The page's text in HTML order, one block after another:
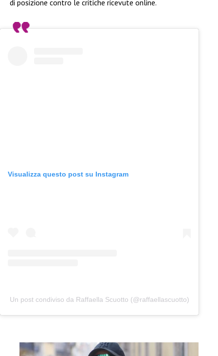
di posizione contro le critiche ricevute online.
Visualizza questo post su Instagram
Un post condiviso da Raffaella Scuotto (@raffaellascuotto)